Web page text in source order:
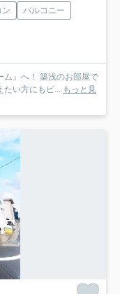
ン
バルコニー
ム』へ！ 築浅のお部屋で
たい方にもピ... もっと見